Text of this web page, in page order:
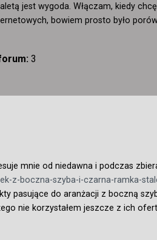
jest wygoda. Włączam, kiedy
bowiem prosto było
3
mnie od niedawna i podczas
z-boczna-szyba-i-czarna-ramka-
pasujące do aranżacji z boczną
nie korzystałem jeszcze z ich